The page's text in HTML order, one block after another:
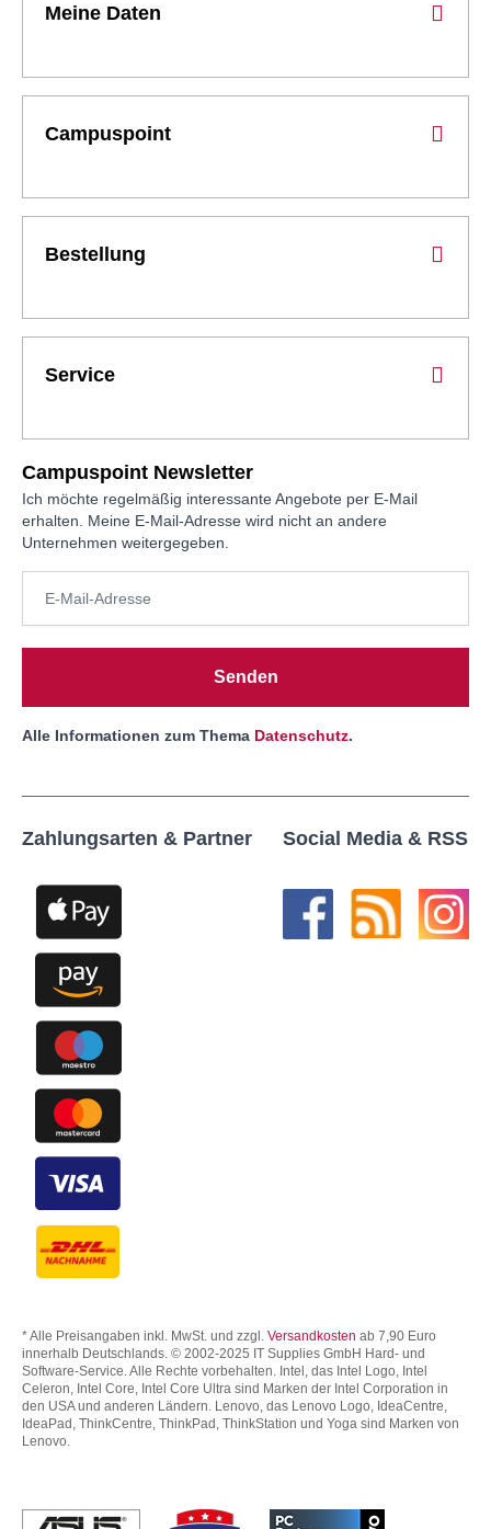
Meine Daten
Campuspoint
Bestellung
Service
Campuspoint Newsletter
Ich möchte regelmäßig interessante Angebote per E-Mail
erhalten. Meine E-Mail-Adresse wird nicht an andere
Unternehmen weitergegeben.
Senden
Alle Informationen zum Thema Datenschutz.
Zahlungsarten & Partner Social Media & RSS
* Alle Preisangaben inkl. MwSt. und zzgl. Versandkosten ab 7,90 Euro
innerhalb Deutschlands. © 2002-2025 IT Supplies GmbH Hard- und
Software-Service. Alle Rechte vorbehalten. Intel, das Intel Logo, Intel
Celeron, Intel Core, Intel Core Ultra sind Marken der Intel Corporation in
den USA und anderen Ländern. Lenovo, das Lenovo Logo, IdeaCentre,
IdeaPad, ThinkCentre, ThinkPad, ThinkStation und Yoga sind Marken von
Lenovo.